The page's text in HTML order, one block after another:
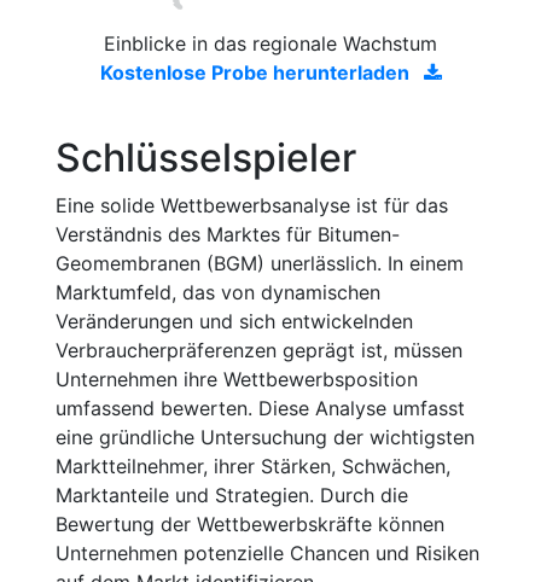
Einblicke in das regionale Wachstum
Kostenlose Probe herunterladen
Schlüsselspieler
Eine solide Wettbewerbsanalyse ist für das
Verständnis des Marktes für Bitumen-
Geomembranen (BGM) unerlässlich. In einem
Marktumfeld, das von dynamischen
Veränderungen und sich entwickelnden
Verbraucherpräferenzen geprägt ist, müssen
Unternehmen ihre Wettbewerbsposition
umfassend bewerten. Diese Analyse umfasst
eine gründliche Untersuchung der wichtigsten
Marktteilnehmer, ihrer Stärken, Schwächen,
Marktanteile und Strategien. Durch die
Bewertung der Wettbewerbskräfte können
Unternehmen potenzielle Chancen und Risiken